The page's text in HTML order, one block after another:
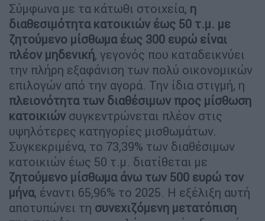
Σύμφωνα με τα κάτωθι στοιχεία, η
διαθεσιμότητα κατοικιών έως 50 τ.μ. με
ζητούμενο μίσθωμα έως 300 ευρώ είναι
πλέον μηδενική, γεγονός που καταδεικνύει
την πλήρη εξαφάνιση των πολύ οικονομικών
επιλογών από την αγορά. Την ίδια στιγμή, η
πλειονότητα των διαθέσιμων προς μίσθωση
κατοικιών συγκεντρώνεται πλέον στις
υψηλότερες κατηγορίες μισθωμάτων.
Συγκεκριμένα, το 73,39% των διαθέσιμων
κατοικιών έως 50 τ.μ. διατίθεται με
ζητούμενο μίσθωμα άνω των 500 ευρώ τον
μήνα, έναντι 65,96% το 2025. Η εξέλιξη αυτή
αποτυπώνει τη συνεχιζόμενη μετατόπιση